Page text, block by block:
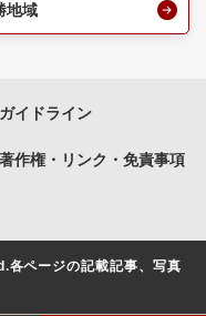
地域
ガイドライン
著作権・リンク・免責事項
各ページの記載記事、写真